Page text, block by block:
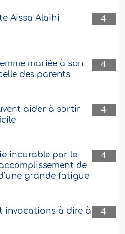
4
Aissa Alaihi
4
mariée à son
des parents
4
aider à sortir
4
incurable par le
de
grande fatigue
4
invocations à dire à